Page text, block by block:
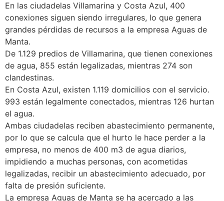
En las ciudadelas Villamarina y Costa Azul, 400
conexiones siguen siendo irregulares, lo que genera
grandes pérdidas de recursos a la empresa Aguas de
Manta.
De 1.129 predios de Villamarina, que tienen conexiones
de agua, 855 están legalizadas, mientras 274 son
clandestinas.
En Costa Azul, existen 1.119 domicilios con el servicio.
993 están legalmente conectados, mientras 126 hurtan
el agua.
Ambas ciudadelas reciben abastecimiento permanente,
por lo que se calcula que el hurto le hace perder a la
empresa, no menos de 400 m3 de agua diarios,
impidiendo a muchas personas, con acometidas
legalizadas, recibir un abastecimiento adecuado, por
falta de presión suficiente.
La empresa Aguas de Manta se ha acercado a las